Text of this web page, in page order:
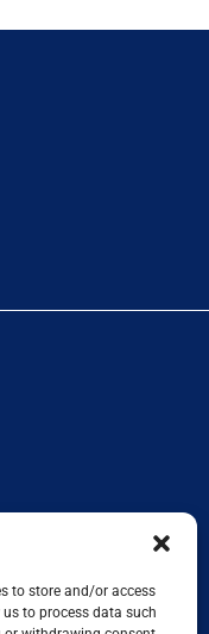
to store and/or access
to process data such